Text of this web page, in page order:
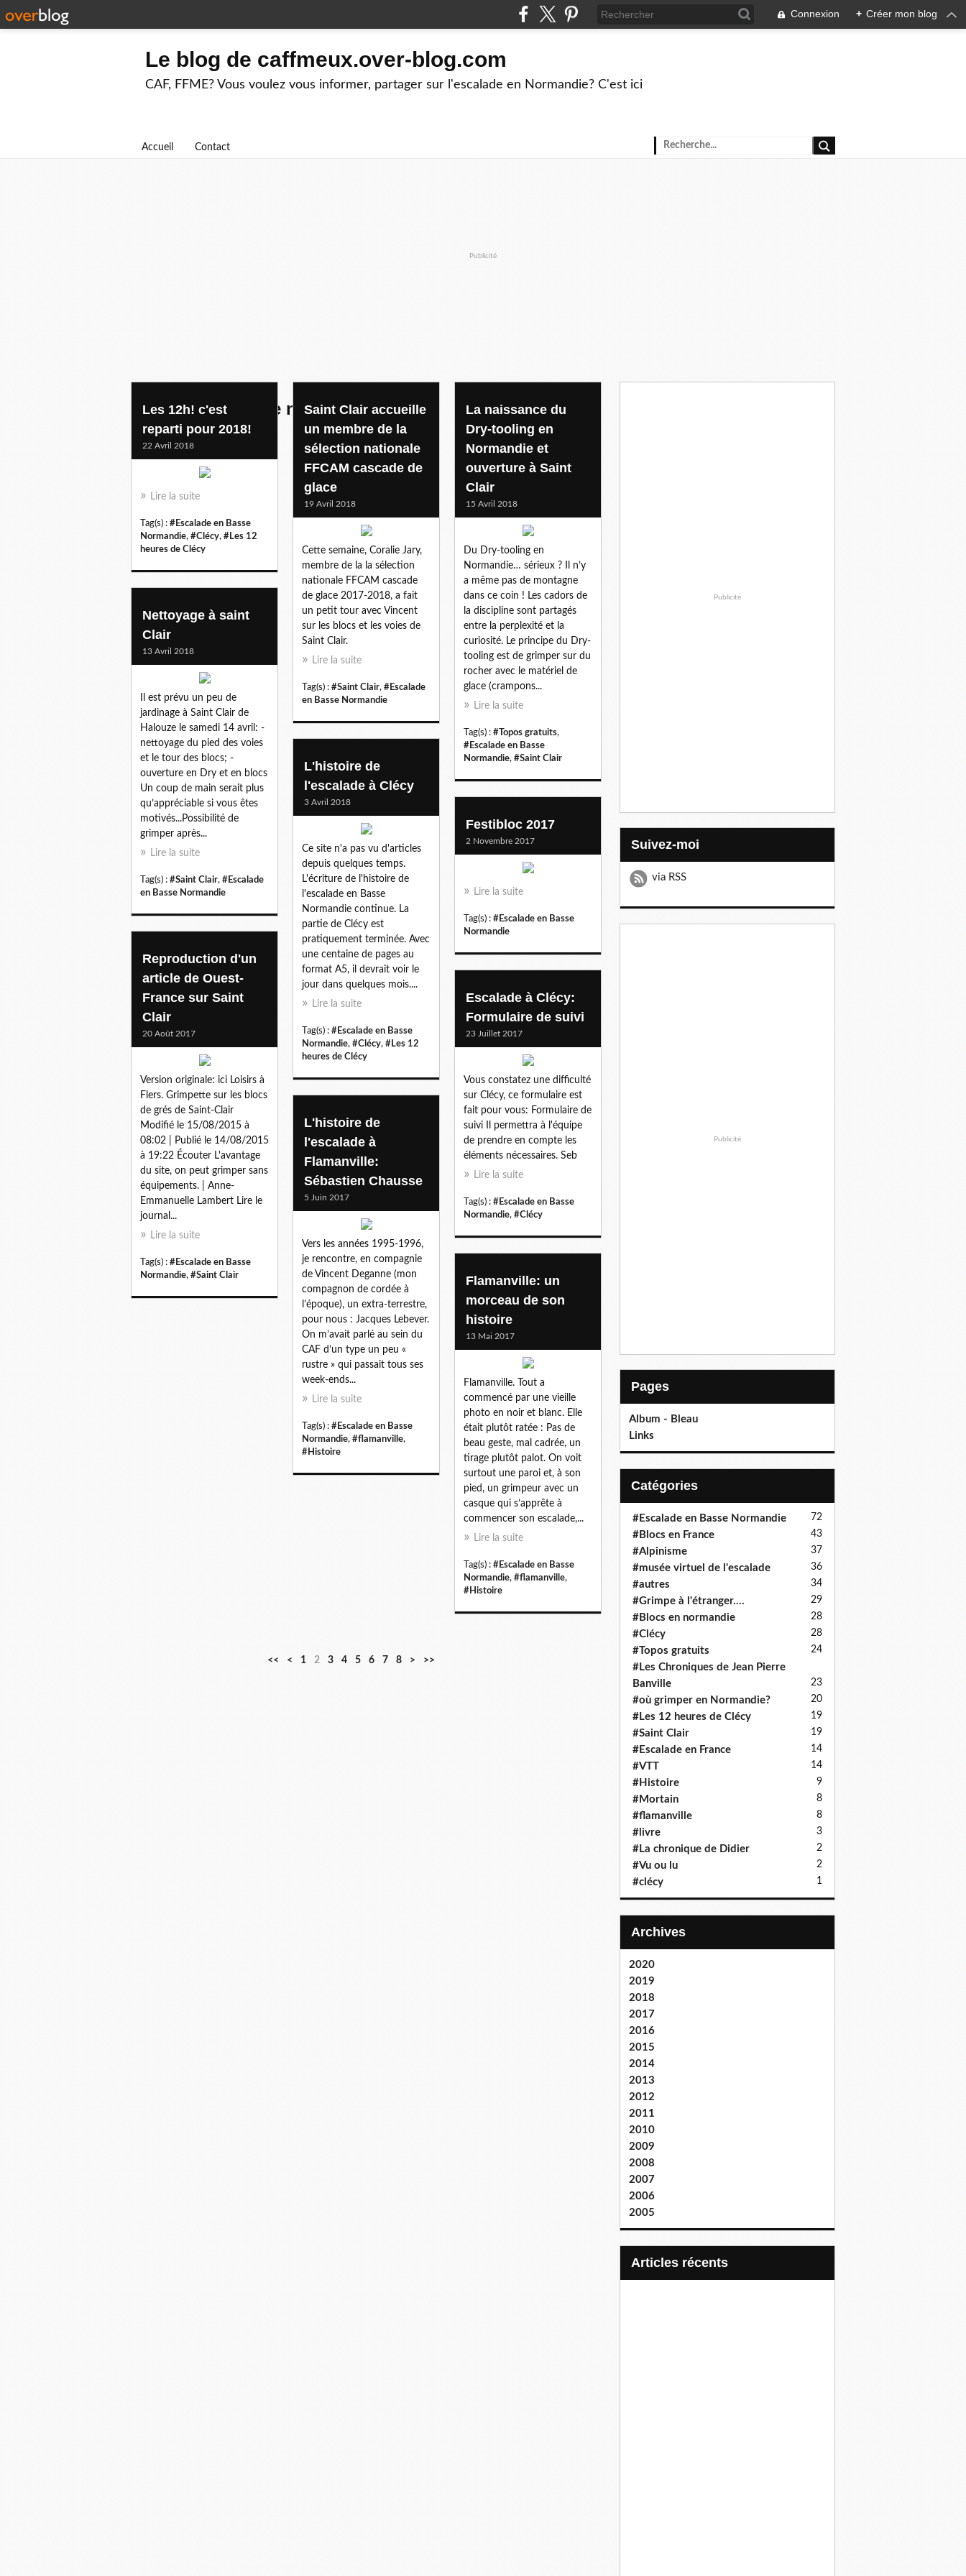
Connexion + Créer mon blog
Le blog de caffmeux.over-blog.com
CAF, FFME? Vous voulez vous informer, partager sur l'escalade en Normandie? C'est ici
Accueil Contact
Publicité
escalade en basse normandie
Les 12h! c'est
reparti pour 2018!
22 Avril 2018
Lire la suite
Tag(s) : #Escalade en Basse
Normandie, #Clécy, #Les 12
heures de Clécy
Saint Clair accueille
un membre de la
sélection nationale
FFCAM cascade de
glace
19 Avril 2018
Cette semaine, Coralie Jary,
membre de la la sélection
nationale FFCAM cascade
de glace 2017-2018, a fait
un petit tour avec Vincent
sur les blocs et les voies de
Saint Clair.
Lire la suite
Tag(s) : #Saint Clair, #Escalade
en Basse Normandie
La naissance du
Dry-tooling en
Normandie et
ouverture à Saint
Clair
15 Avril 2018
Du Dry-tooling en
Normandie… sérieux ? Il n’y
a même pas de montagne
dans ce coin ! Les cadors de
la discipline sont partagés
entre la perplexité et la
curiosité. Le principe du Dry-
tooling est de grimper sur du
rocher avec le matériel de
glace (crampons...
Lire la suite
Tag(s) : #Topos gratuits,
#Escalade en Basse
Normandie, #Saint Clair
Nettoyage à saint
Clair
13 Avril 2018
Il est prévu un peu de
jardinage à Saint Clair de
Halouze le samedi 14 avril: -
nettoyage du pied des voies
et le tour des blocs; -
ouverture en Dry et en blocs
Un coup de main serait plus
qu’appréciable si vous êtes
motivés...Possibilité de
grimper après...
Lire la suite
Tag(s) : #Saint Clair, #Escalade
en Basse Normandie
L'histoire de
l'escalade à Clécy
3 Avril 2018
Ce site n'a pas vu d'articles
depuis quelques temps.
L'écriture de l'histoire de
l'escalade en Basse
Normandie continue. La
partie de Clécy est
pratiquement terminée. Avec
une centaine de pages au
format A5, il devrait voir le
jour dans quelques mois....
Lire la suite
Tag(s) : #Escalade en Basse
Normandie, #Clécy, #Les 12
heures de Clécy
Festibloc 2017
2 Novembre 2017
Lire la suite
Tag(s) : #Escalade en Basse
Normandie
Reproduction d'un
article de Ouest-
France sur Saint
Clair
20 Août 2017
Version originale: ici Loisirs à
Flers. Grimpette sur les blocs
de grés de Saint-Clair
Modifié le 15/08/2015 à
08:02 | Publié le 14/08/2015
à 19:22 Écouter L'avantage
du site, on peut grimper sans
équipements. | Anne-
Emmanuelle Lambert Lire le
journal...
Lire la suite
Tag(s) : #Escalade en Basse
Normandie, #Saint Clair
Escalade à Clécy:
Formulaire de suivi
23 Juillet 2017
Vous constatez une difficulté
sur Clécy, ce formulaire est
fait pour vous: Formulaire de
suivi Il permettra à l'équipe
de prendre en compte les
éléments nécessaires. Seb
Lire la suite
Tag(s) : #Escalade en Basse
Normandie, #Clécy
L'histoire de
l'escalade à
Flamanville:
Sébastien Chausse
5 Juin 2017
Vers les années 1995-1996,
je rencontre, en compagnie
de Vincent Deganne (mon
compagnon de cordée à
l’époque), un extra-terrestre,
pour nous : Jacques Lebever.
On m’avait parlé au sein du
CAF d’un type un peu «
rustre » qui passait tous ses
week-ends...
Lire la suite
Tag(s) : #Escalade en Basse
Normandie, #flamanville,
#Histoire
Flamanville: un
morceau de son
histoire
13 Mai 2017
Flamanville. Tout a
commencé par une vieille
photo en noir et blanc. Elle
était plutôt ratée : Pas de
beau geste, mal cadrée, un
tirage plutôt palot. On voit
surtout une paroi et, à son
pied, un grimpeur avec un
casque qui s’apprête à
commencer son escalade,...
Lire la suite
Tag(s) : #Escalade en Basse
Normandie, #flamanville,
#Histoire
<< < 1 2 3 4 5 6 7 8 > >>
Publicité
Suivez-moi
via RSS
Publicité
Pages
Album - Bleau
Links
Catégories
#Escalade en Basse Normandie 72
#Blocs en France 43
#Alpinisme 37
#musée virtuel de l'escalade 36
#autres 34
#Grimpe à l'étranger.... 29
#Blocs en normandie 28
#Clécy 28
#Topos gratuits 24
#Les Chroniques de Jean Pierre
Banville
23
#où grimper en Normandie? 20
#Les 12 heures de Clécy 19
#Saint Clair 19
#Escalade en France 14
#VTT 14
#Histoire 9
#Mortain 8
#flamanville 8
#livre 3
#La chronique de Didier 2
#Vu ou lu 2
#clécy 1
Archives
2020
2019
2018
2017
2016
2015
2014
2013
2012
2011
2010
2009
2008
2007
2006
2005
articles récents